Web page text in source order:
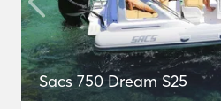
Sacs 750 Dream S25